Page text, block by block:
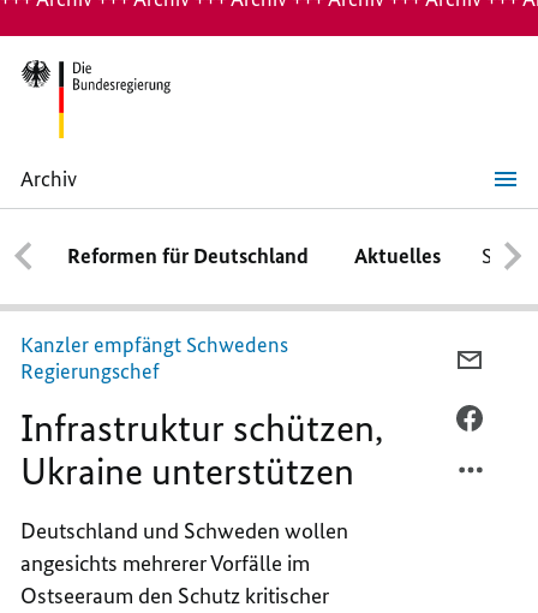
Seite
Archiv
Infrastruktur
schützen,
Ukraine
unterstützen
Reformen für Deutschland Aktuelles
Kanzler empfängt Schwedens
Regierungschef
Infrastruktur schützen,
Ukraine unterstützen
Deutschland und Schweden wollen
angesichts mehrerer Vorfälle im
Ostseeraum den Schutz kritischer